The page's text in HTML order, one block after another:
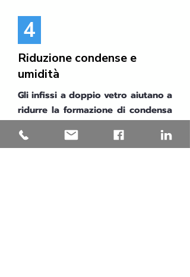
4
Riduzione condense e
umidità
Gli infissi a doppio vetro aiutano a
ridurre la formazione di condensa
finestre, mantenendo gli ambienti